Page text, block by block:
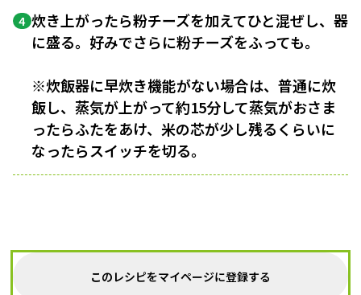
4 炊き上がったら粉チーズを加えてひと混ぜし、器
に盛る。好みでさらに粉チーズをふっても。
※炊飯器に早炊き機能がない場合は、普通に炊
飯し、蒸気が上がって約15分して蒸気がおさま
ったらふたをあけ、米の芯が少し残るくらいに
なったらスイッチを切る。
このレシピをマイページに登録する